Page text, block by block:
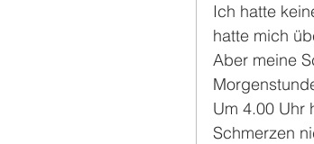
Ich hatte
hatte mich
Aber meine
Um 4.00 Uhr
Schmerzen